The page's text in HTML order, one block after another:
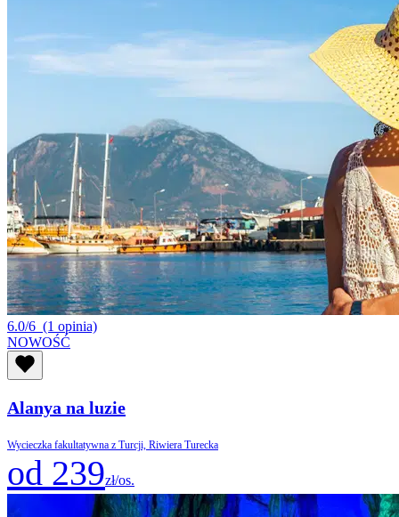
6.0/6 (1 opinia)
NOWOŚĆ
Alanya na luzie
Wycieczka fakultatywna z Turcji, Riwiera Turecka
od 239zł/os.